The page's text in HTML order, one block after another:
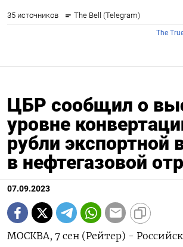
ЦБР сообщил о
уровне
рубли экспортной
в нефтегазовой
07.09.2023
МОСКВА, 7 сен (Рейтер) -